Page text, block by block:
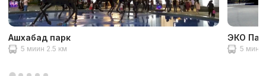
Ашхабад парк
5 миин 2.5 км
ЭКО
5 мин